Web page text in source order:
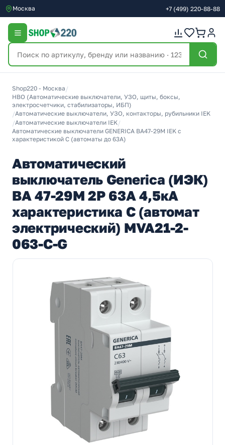
Москва +7 (499) 220-88-88
Shop220 - Москва /
НВО (Автоматические выключатели, УЗО, щиты, боксы,
электросчетчики, стабилизаторы, ИБП)
/Автоматические выключатели, УЗО, контакторы, рубильники IEK
/Автоматические выключатели IEK/
Автоматические выключатели GENERICA ВА47-29М IEK с
характеристикой C (автоматы до 63A)
Автоматический
выключатель Generica (ИЭК)
ВА 47-29М 2Р 63А 4,5кА
характеристика С (автомат
электрический) MVA21-2-
063-C-G